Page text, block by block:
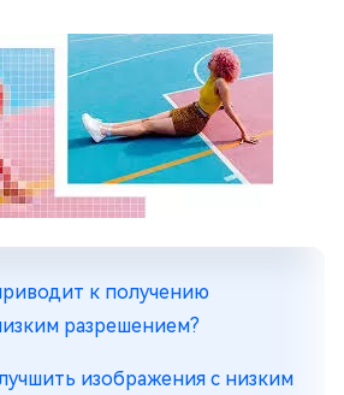
к получению
разрешением?
изображения с низким